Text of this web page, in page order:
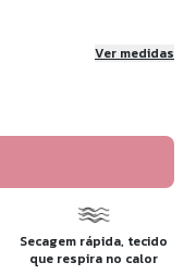
Ver medidas
Secagem rápida, tecido
que respira no calor